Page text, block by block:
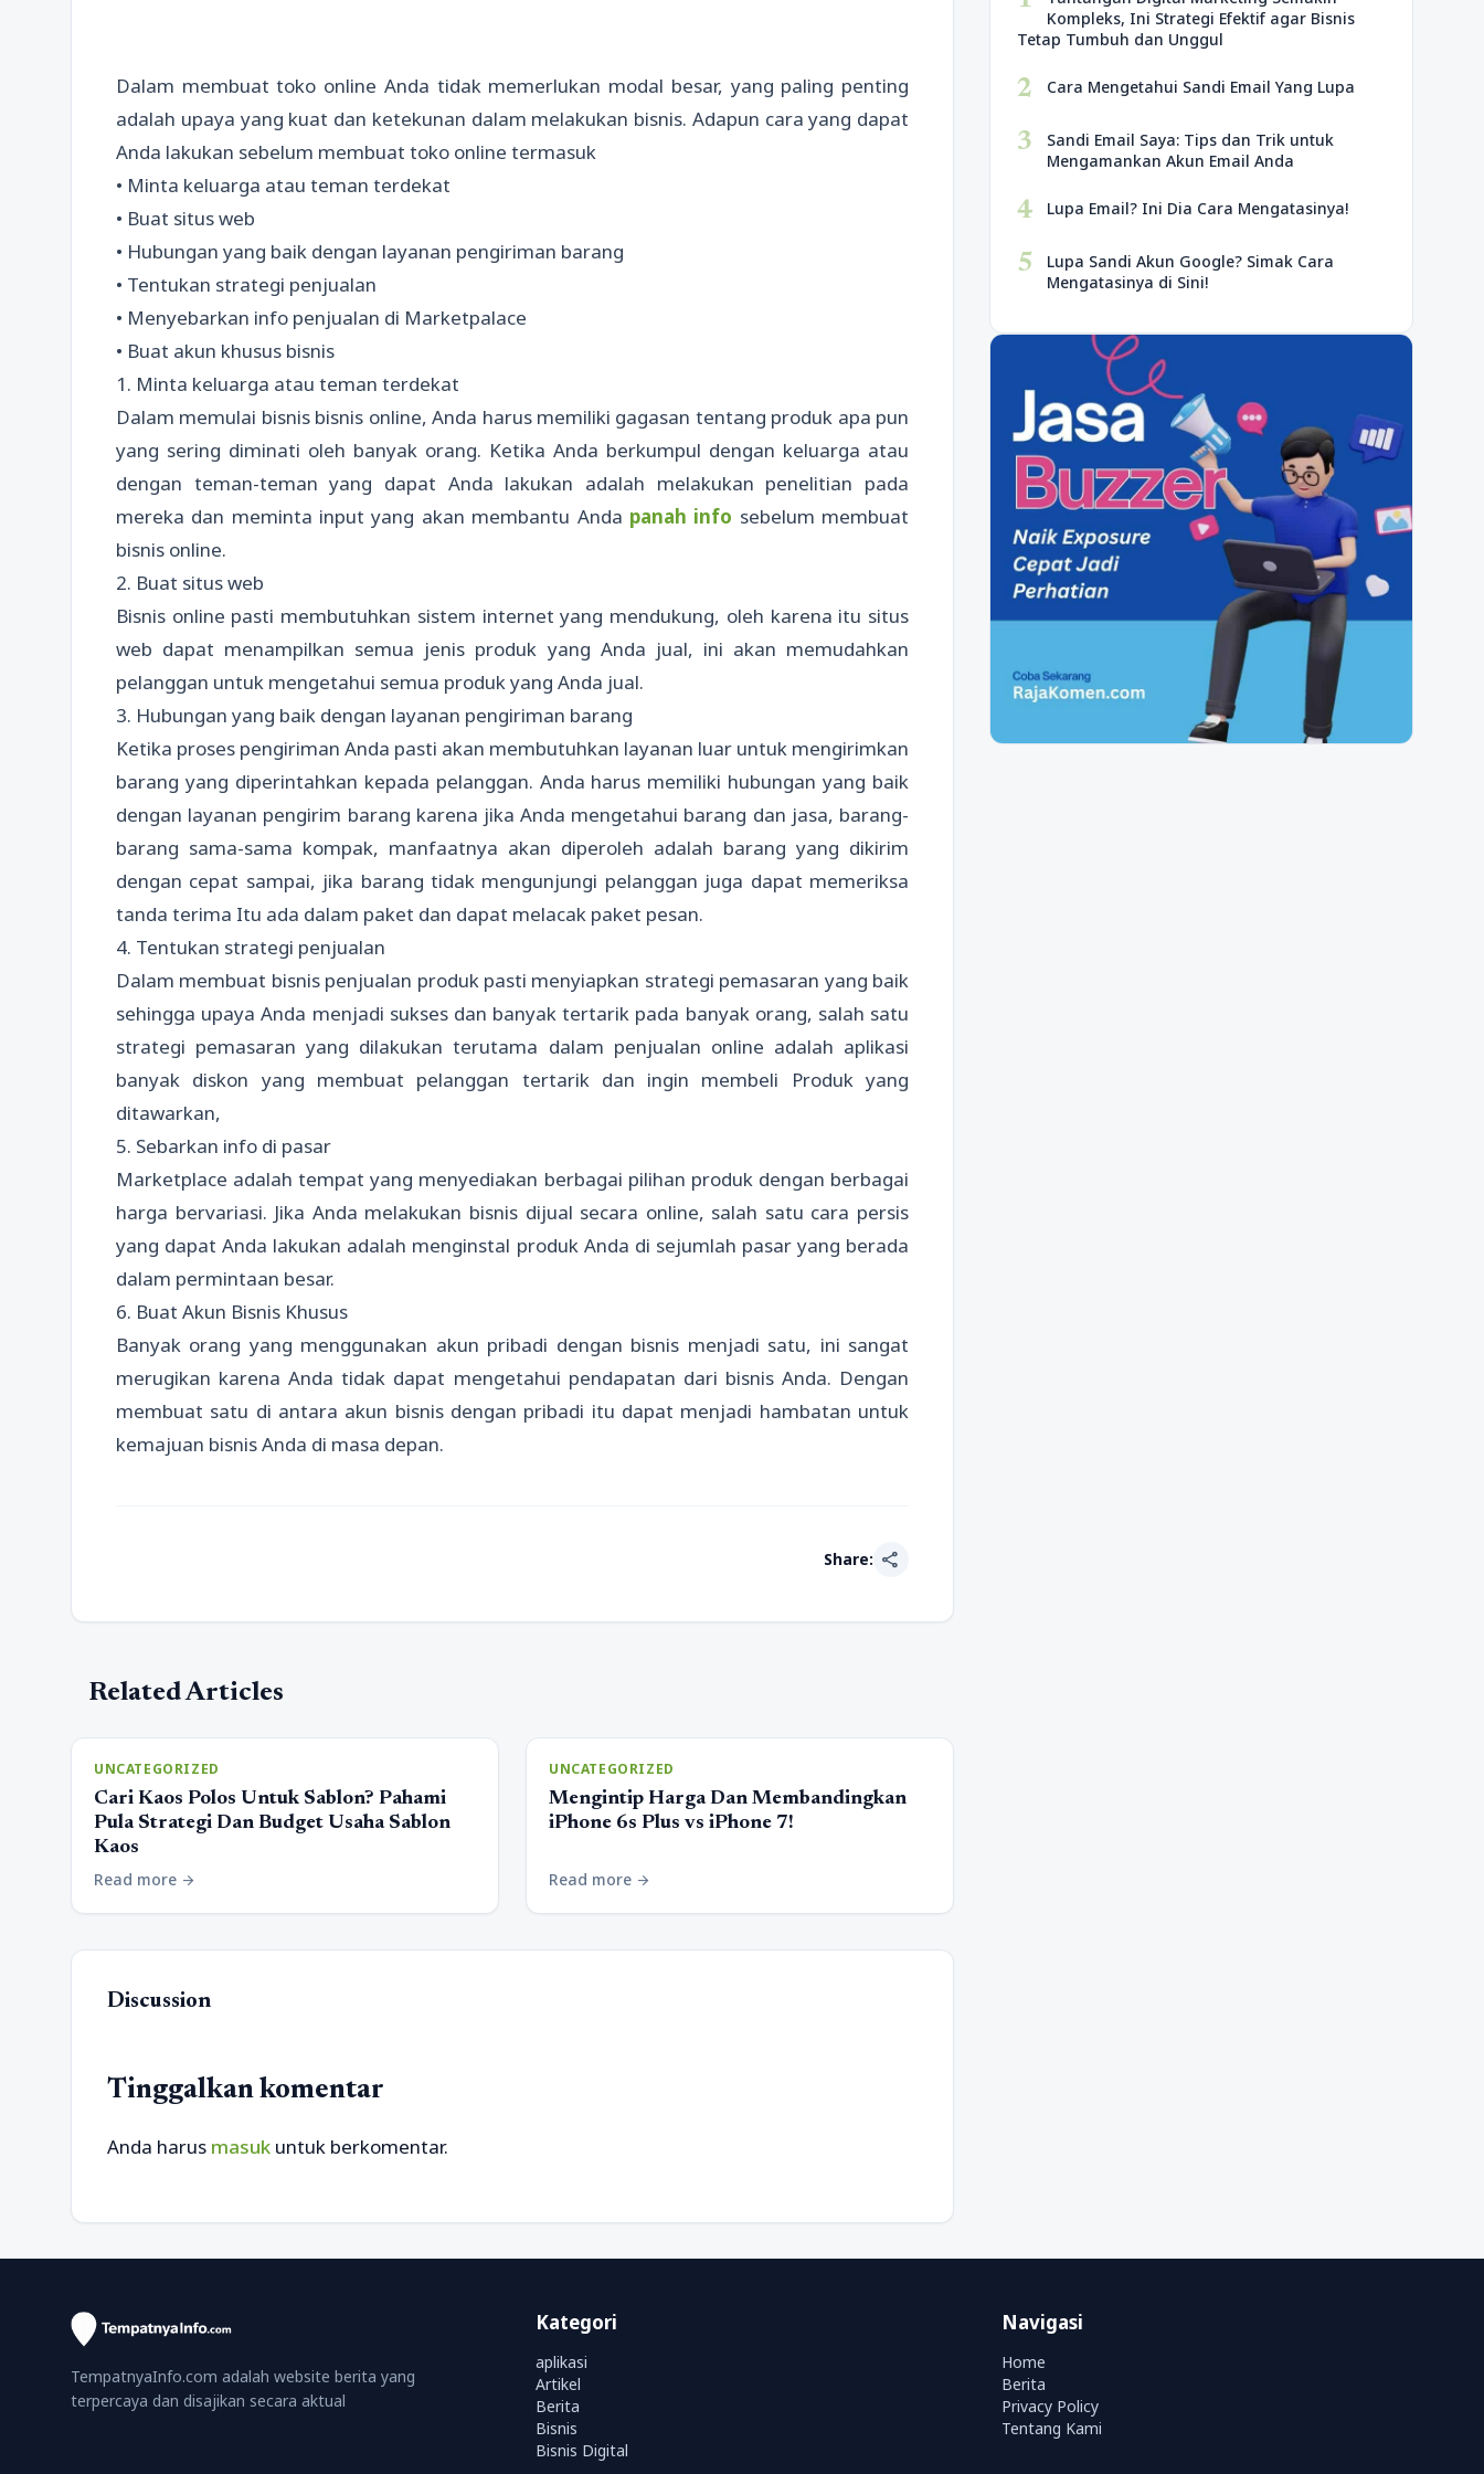
Dalam membuat toko online Anda tidak memerlukan modal besar, yang paling penting
adalah upaya yang kuat dan ketekunan dalam melakukan bisnis. Adapun cara yang dapat
Anda lakukan sebelum membuat toko online termasuk
• Minta keluarga atau teman terdekat
• Buat situs web
• Hubungan yang baik dengan layanan pengiriman barang
• Tentukan strategi penjualan
• Menyebarkan info penjualan di Marketpalace
• Buat akun khusus bisnis
1. Minta keluarga atau teman terdekat
Dalam memulai bisnis bisnis online, Anda harus memiliki gagasan tentang produk apa pun
yang sering diminati oleh banyak orang. Ketika Anda berkumpul dengan keluarga atau
dengan teman-teman yang dapat Anda lakukan adalah melakukan penelitian pada
mereka dan meminta input yang akan membantu Anda panah info sebelum membuat
bisnis online.
2. Buat situs web
Bisnis online pasti membutuhkan sistem internet yang mendukung, oleh karena itu situs
web dapat menampilkan semua jenis produk yang Anda jual, ini akan memudahkan
pelanggan untuk mengetahui semua produk yang Anda jual.
3. Hubungan yang baik dengan layanan pengiriman barang
Ketika proses pengiriman Anda pasti akan membutuhkan layanan luar untuk mengirimkan
barang yang diperintahkan kepada pelanggan. Anda harus memiliki hubungan yang baik
dengan layanan pengirim barang karena jika Anda mengetahui barang dan jasa, barang-
barang sama-sama kompak, manfaatnya akan diperoleh adalah barang yang dikirim
dengan cepat sampai, jika barang tidak mengunjungi pelanggan juga dapat memeriksa
tanda terima Itu ada dalam paket dan dapat melacak paket pesan.
4. Tentukan strategi penjualan
Dalam membuat bisnis penjualan produk pasti menyiapkan strategi pemasaran yang baik
sehingga upaya Anda menjadi sukses dan banyak tertarik pada banyak orang, salah satu
strategi pemasaran yang dilakukan terutama dalam penjualan online adalah aplikasi
banyak diskon yang membuat pelanggan tertarik dan ingin membeli Produk yang
ditawarkan,
5. Sebarkan info di pasar
Marketplace adalah tempat yang menyediakan berbagai pilihan produk dengan berbagai
harga bervariasi. Jika Anda melakukan bisnis dijual secara online, salah satu cara persis
yang dapat Anda lakukan adalah menginstal produk Anda di sejumlah pasar yang berada
dalam permintaan besar.
6. Buat Akun Bisnis Khusus
Banyak orang yang menggunakan akun pribadi dengan bisnis menjadi satu, ini sangat
merugikan karena Anda tidak dapat mengetahui pendapatan dari bisnis Anda. Dengan
membuat satu di antara akun bisnis dengan pribadi itu dapat menjadi hambatan untuk
kemajuan bisnis Anda di masa depan.
Share: share
Related Articles
UNCATEGORIZED
Cari Kaos Polos Untuk Sablon? Pahami
Pula Strategi Dan Budget Usaha Sablon
Kaos
Read more arrow_forward
UNCATEGORIZED
Mengintip Harga Dan Membandingkan
iPhone 6s Plus vs iPhone 7!
Read more arrow_forward
Discussion
Tinggalkan komentar
Anda harus masuk untuk berkomentar.
Kompleks, Ini Strategi Efektif agar Bisnis
Tetap Tumbuh dan Unggul
2 Cara Mengetahui Sandi Email Yang Lupa
3
Sandi Email Saya: Tips dan Trik untuk
Mengamankan Akun Email Anda
4 Lupa Email? Ini Dia Cara Mengatasinya!
5
Lupa Sandi Akun Google? Simak Cara
Mengatasinya di Sini!
TempatnyaInfo.com adalah website berita yang
terpercaya dan disajikan secara aktual
Kategori
aplikasi
Artikel
Berita
Bisnis
Bisnis Digital
Navigasi
Home
Berita
Privacy Policy
Tentang Kami